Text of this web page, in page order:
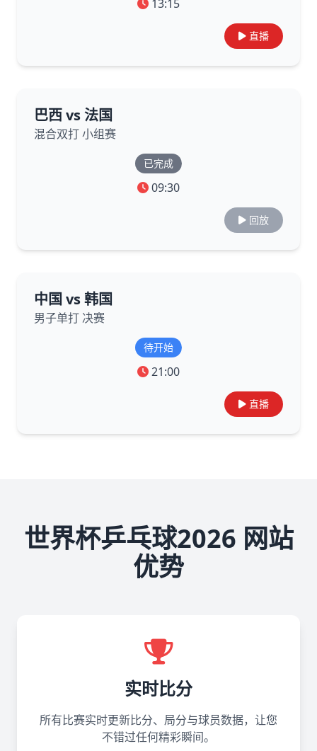
13:15
直播
巴西 vs 法国
混合双打 小组赛
已完成
09:30
回放
中国 vs 韩国
男子单打 决赛
待开始
21:00
直播
世界杯乒乓球2026 网站
优势
实时比分
所有比赛实时更新比分、局分与球员数据，让您
不错过任何精彩瞬间。